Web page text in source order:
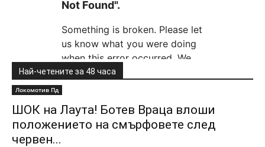
Най-четените за 48 часа
Локомотив Пд
ШОК на Лаута! Ботев Враца влоши
положението на смърфовете след
червен...